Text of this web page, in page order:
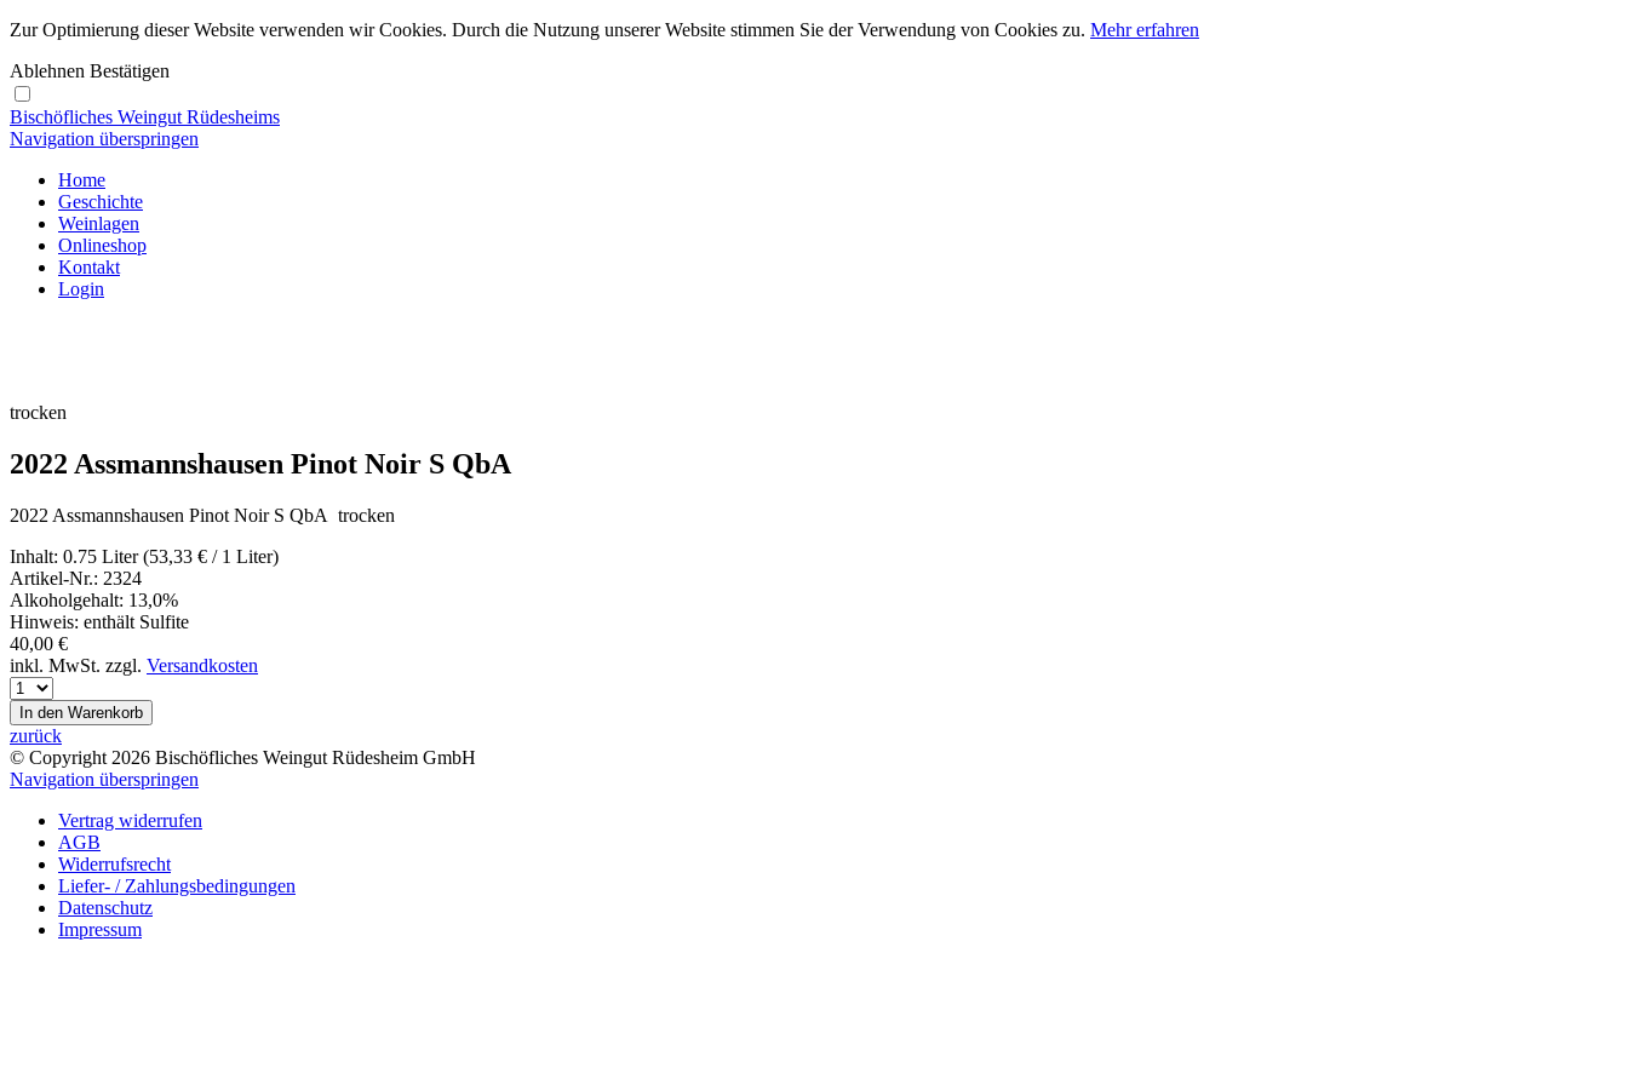
Zur Optimierung dieser Website verwenden wir Cookies. Durch die Nutzung unserer Website stimmen Sie der Verwendung von Cookies zu. Mehr erfahren
Ablehnen Bestätigen
Bischöfliches Weingut Rüdesheims
Navigation überspringen
Home
Geschichte
Weinlagen
Onlineshop
Kontakt
Login
trocken
2022 Assmannshausen Pinot Noir S QbA
2022 Assmannshausen Pinot Noir S QbA trocken
Inhalt: 0.75 Liter (53,33 € / 1 Liter)
Artikel-Nr.: 2324
Alkoholgehalt: 13,0%
Hinweis: enthält Sulfite
40,00 €
inkl. MwSt. zzgl. Versandkosten
zurück
© Copyright 2026 Bischöfliches Weingut Rüdesheim GmbH
Navigation überspringen
Vertrag widerrufen
AGB
Widerrufsrecht
Liefer- / Zahlungsbedingungen
Datenschutz
Impressum